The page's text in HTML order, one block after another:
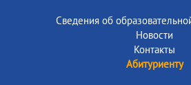
Сведения об
Новости
Контакты
Абитуриенту